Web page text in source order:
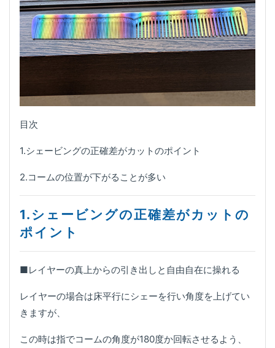
目次
1.シェービングの正確差がカットのポイント
2.コームの位置が下がることが多い
1.シェービングの正確差がカットの
ポイント
■レイヤーの真上からの引き出しと自由自在に操れる
レイヤーの場合は床平行にシェーを行い角度を上げてい
きますが、
この時は指でコームの角度が180度か回転させるよう、